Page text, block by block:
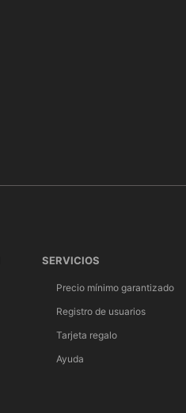
SERVICIOS
Precio mínimo garantizado
Registro de usuarios
Tarjeta regalo
Ayuda